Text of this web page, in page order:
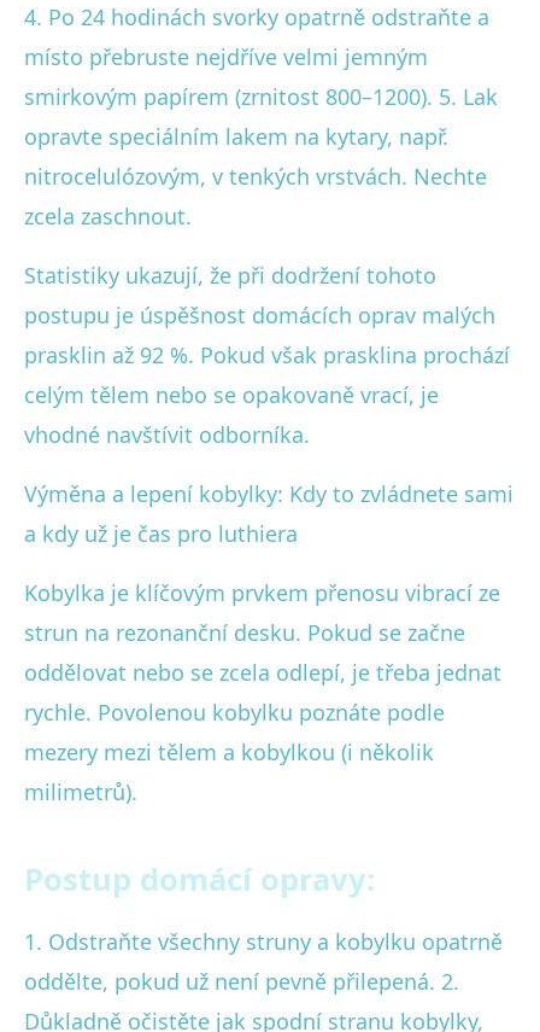
4. Po 24 hodinách svorky opatrně odstraňte a
místo přebruste nejdříve velmi jemným
smirkovým papírem (zrnitost 800–1200). 5. Lak
opravte speciálním lakem na kytary, např.
nitrocelulózovým, v tenkých vrstvách. Nechte
zcela zaschnout.
Statistiky ukazují, že při dodržení tohoto
postupu je úspěšnost domácích oprav malých
prasklin až 92 %. Pokud však prasklina prochází
celým tělem nebo se opakovaně vrací, je
vhodné navštívit odborníka.
Výměna a lepení kobylky: Kdy to zvládnete sami
a kdy už je čas pro luthiera
Kobylka je klíčovým prvkem přenosu vibrací ze
strun na rezonanční desku. Pokud se začne
oddělovat nebo se zcela odlepí, je třeba jednat
rychle. Povolenou kobylku poznáte podle
mezery mezi tělem a kobylkou (i několik
milimetrů).
Postup domácí opravy:
1. Odstraňte všechny struny a kobylku opatrně
oddělte, pokud už není pevně přilepená. 2.
Důkladně očistěte jak spodní stranu kobylky,